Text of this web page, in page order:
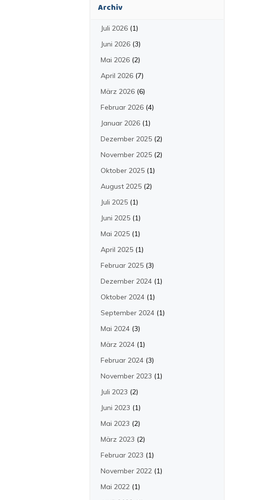
Archiv
Juli 2026(1)
Juni 2026(3)
Mai 2026(2)
April 2026(7)
März 2026(6)
Februar 2026(4)
Januar 2026(1)
Dezember 2025(2)
November 2025(2)
Oktober 2025(1)
August 2025(2)
Juli 2025(1)
Juni 2025(1)
Mai 2025(1)
April 2025(1)
Februar 2025(3)
Dezember 2024(1)
Oktober 2024(1)
September 2024(1)
Mai 2024(3)
März 2024(1)
Februar 2024(3)
November 2023 (1)
Juli 2023 (2)
Juni 2023 (1)
Mai 2023 (2)
März 2023 (2)
Februar 2023 (1)
November 2022(1)
Mai 2022(1)